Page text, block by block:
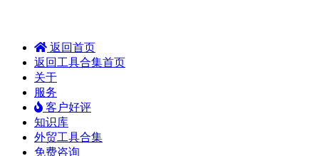
返回首页
返回工具合集首页
关于
服务
客户好评
知识库
外贸工具合集
免费咨询